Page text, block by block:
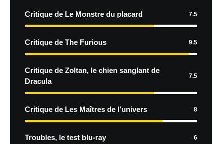
Critique de Le Monstre du placard 7.5
Critique de The Furious 9.5
Critique de Zoltan, le chien sanglant de
Dracula
7.5
Critique de Les Maîtres de l’univers 8
Troubles, le test blu-ray 6